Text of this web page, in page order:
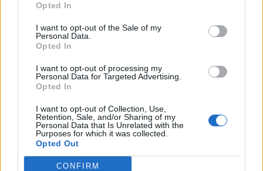
Opted In
I want to opt-out of the Sale of my
Personal Data.
Opted In
I want to opt-out of processing my
Personal Data for Targeted Advertising.
Opted In
I want to opt-out of Collection, Use,
Retention, Sale, and/or Sharing of my
Personal Data that Is Unrelated with the
Purposes for which it was collected.
Opted Out
CONFIRM
Viihdeuutiset
Tallia Stormilla valtava kaula-
aukko – vilautus vain ajan
kysymys